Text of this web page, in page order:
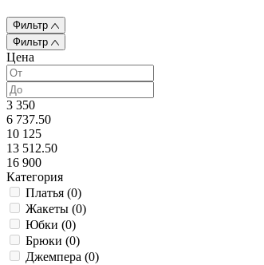
Фильтр
Фильтр
Цена
3 350
6 737.50
10 125
13 512.50
16 900
Категория
Платья (0)
Жакеты (0)
Юбки (0)
Брюки (0)
Джемпера (0)